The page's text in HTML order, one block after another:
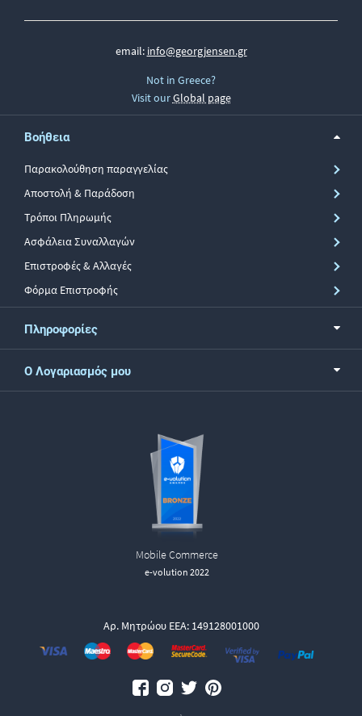
email: info@georgjensen.gr
Not in Greece?
Visit ourGlobal page
Βοήθεια
Παρακολούθηση παραγγελίας
Αποστολή & Παράδοση
Τρόποι Πληρωμής
Ασφάλεια Συναλλαγών
Επιστροφές & Αλλαγές
Φόρμα Επιστροφής
Πληροφορίες
Ο Λογαριασμός μου
Mobile Commerce
e-volution 2022
Αρ. Μητρώου ΕΕΑ: 149128001000